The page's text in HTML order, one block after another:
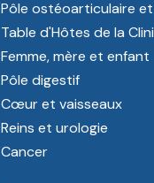
Pôle ostéoarticulaire
Table d'Hôtes de la
Femme, mère et enfant
Pôle digestif
Cœur et vaisseaux
Reins et urologie
Cancer